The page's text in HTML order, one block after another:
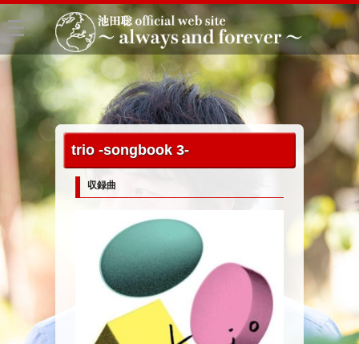
trio -songbook 3-
収録曲